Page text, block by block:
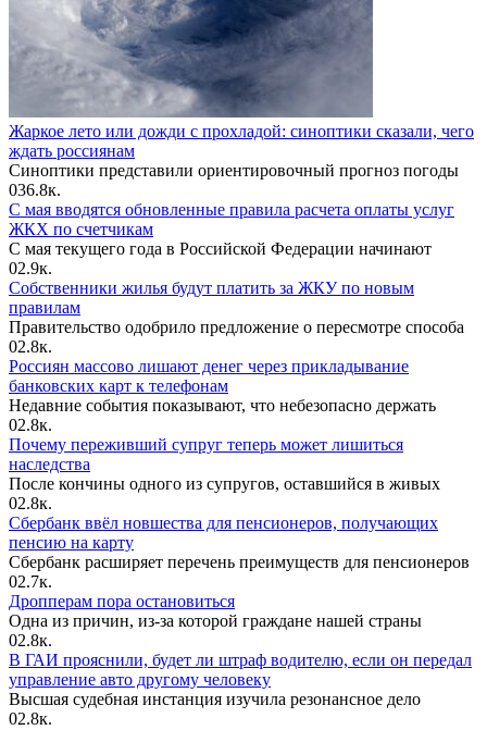
Жаркое лето или дожди с прохладой: синоптики сказали, чего
ждать россиянам
Синоптики представили ориентировочный прогноз погоды
036.8к.
С мая вводятся обновленные правила расчета оплаты услуг
ЖКХ по счетчикам
С мая текущего года в Российской Федерации начинают
02.9к.
Собственники жилья будут платить за ЖКУ по новым
правилам
Правительство одобрило предложение о пересмотре способа
02.8к.
Россиян массово лишают денег через прикладывание
банковских карт к телефонам
Недавние события показывают, что небезопасно держать
02.8к.
Почему переживший супруг теперь может лишиться
наследства
После кончины одного из супругов, оставшийся в живых
02.8к.
Сбербанк ввёл новшества для пенсионеров, получающих
пенсию на карту
Сбербанк расширяет перечень преимуществ для пенсионеров
02.7к.
Дропперам пора остановиться
Одна из причин, из-за которой граждане нашей страны
02.8к.
В ГАИ прояснили, будет ли штраф водителю, если он передал
управление авто другому человеку
Высшая судебная инстанция изучила резонансное дело
02.8к.